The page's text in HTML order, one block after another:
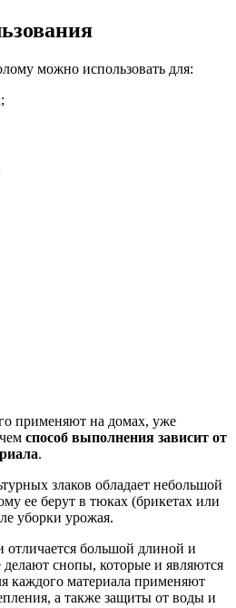
можно использовать для:
применяют на домах, уже
способ выполнения зависит от
.
злаков обладает небольшой
ее берут в тюках (брикетах или
уборки урожая.
большой длиной и
снопы, которые и являются
каждого материала применяют
а также защиты от воды и